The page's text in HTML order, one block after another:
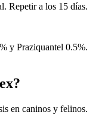
Repetir a los 15 días.
y Praziquantel 0.5%.
en caninos y felinos.